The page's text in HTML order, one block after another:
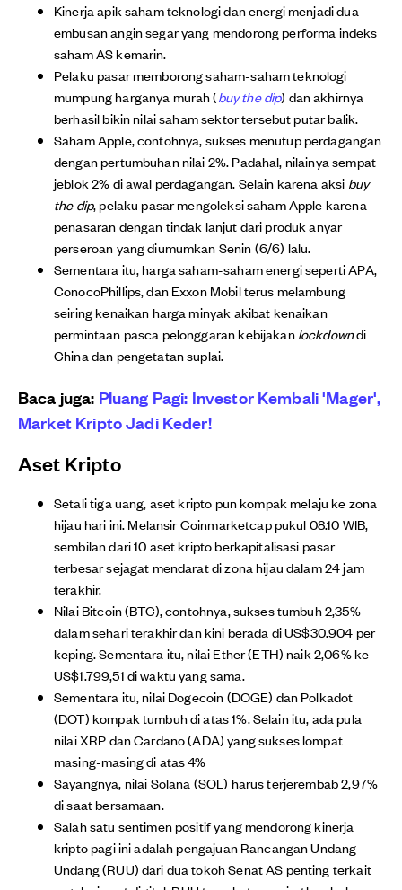
Kinerja apik saham teknologi dan energi menjadi dua
embusan angin segar yang mendorong performa indeks
saham AS kemarin.
Pelaku pasar memborong saham-saham teknologi
mumpung harganya murah (buy the dip) dan akhirnya
berhasil bikin nilai saham sektor tersebut putar balik.
Saham Apple, contohnya, sukses menutup perdagangan
dengan pertumbuhan nilai 2%. Padahal, nilainya sempat
jeblok 2% di awal perdagangan. Selain karena aksi buy
the dip, pelaku pasar mengoleksi saham Apple karena
penasaran dengan tindak lanjut dari produk anyar
perseroan yang diumumkan Senin (6/6) lalu.
Sementara itu, harga saham-saham energi seperti APA,
ConocoPhillips, dan Exxon Mobil terus melambung
seiring kenaikan harga minyak akibat kenaikan
permintaan pasca pelonggaran kebijakanlockdowndi
China dan pengetatan suplai.
Baca juga: Pluang Pagi: Investor Kembali 'Mager',
Market Kripto Jadi Keder!
Aset Kripto
Setali tiga uang, aset kripto pun kompak melaju ke zona
hijau hari ini. Melansir Coinmarketcap pukul 08.10 WIB,
sembilan dari 10 aset kripto berkapitalisasi pasar
terbesar sejagat mendarat di zona hijau dalam 24 jam
terakhir.
Nilai Bitcoin (BTC), contohnya, sukses tumbuh 2,35%
dalam sehari terakhir dan kini berada di US$30.904 per
keping. Sementara itu, nilai Ether (ETH) naik 2,06% ke
US$1.799,51 di waktu yang sama.
Sementara itu, nilai Dogecoin (DOGE) dan Polkadot
(DOT) kompak tumbuh di atas 1%. Selain itu, ada pula
nilai XRP dan Cardano (ADA) yang sukses lompat
masing-masing di atas 4%
Sayangnya, nilai Solana (SOL) harus terjerembab 2,97%
di saat bersamaan.
Salah satu sentimen positif yang mendorong kinerja
kripto pagi ini adalah pengajuan Rancangan Undang-
Undang (RUU) dari dua tokoh Senat AS penting terkait